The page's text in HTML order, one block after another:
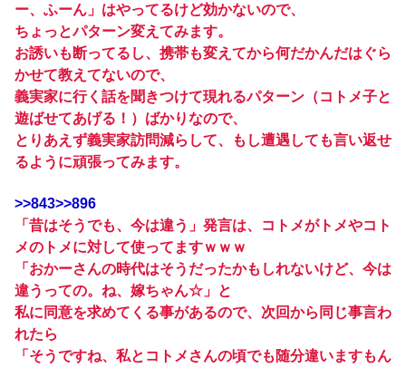
ー、ふーん」はやってるけど効かないので、
ちょっとパターン変えてみます。
お誘いも断ってるし、携帯も変えてから何だかんだはぐら
かせて教えてないので、
義実家に行く話を聞きつけて現れるパターン（コトメ子と
遊ばせてあげる！）ばかりなので、
とりあえず義実家訪問減らして、もし遭遇しても言い返せ
るように頑張ってみます。
>>843>>896
「昔はそうでも、今は違う」発言は、コトメがトメやコト
メのトメに対して使ってますｗｗｗ
「おかーさんの時代はそうだったかもしれないけど、今は
違うっての。ね、嫁ちゃん☆」と
私に同意を求めてくる事があるので、次回から同じ事言わ
れたら
「そうですね、私とコトメさんの頃でも随分違いますもん